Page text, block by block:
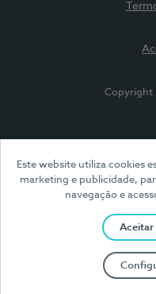
Este website utiliza cookies
marketing e publicidade,
navegação e
Aceitar
Copyright